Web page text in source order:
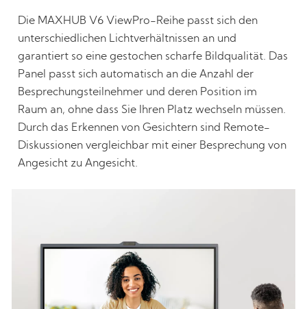
Die MAXHUB V6 ViewPro-Reihe passt sich den
unterschiedlichen Lichtverhältnissen an und
garantiert so eine gestochen scharfe Bildqualität. Das
Panel passt sich automatisch an die Anzahl der
Besprechungsteilnehmer und deren Position im
Raum an, ohne dass Sie Ihren Platz wechseln müssen.
Durch das Erkennen von Gesichtern sind Remote-
Diskussionen vergleichbar mit einer Besprechung von
Angesicht zu Angesicht.